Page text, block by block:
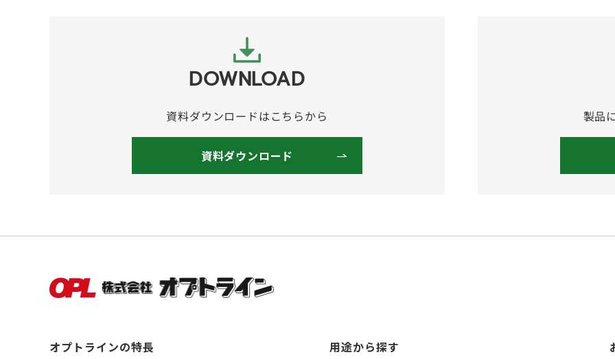
DOWNLOAD
資料ダウンロードはこちらから
資料ダウンロード
製品
オプトラインの特長
用途から探す